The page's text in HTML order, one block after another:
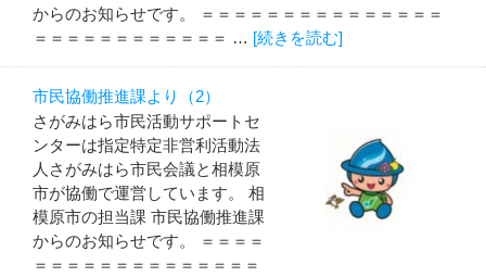
からのお知らせです。 ＝＝＝＝＝＝＝＝＝＝＝＝＝＝＝
＝＝＝＝＝＝＝＝＝＝＝＝ … [続きを読む]
市民協働推進課より（2）
さがみはら市民活動サポートセ
ンターは指定特定非営利活動法
人さがみはら市民会議と相模原
市が協働で運営しています。 相
模原市の担当課 市民協働推進課
からのお知らせです。 ＝＝＝＝
＝＝＝＝＝＝＝＝＝＝＝＝＝＝